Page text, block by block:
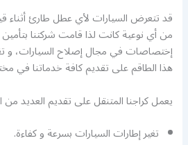
قد تتعرض السيارات لأي عطل طارئ أثناء
من أي نوعية كانت لذا قامت شركتنا
إختصاصات في مجال إصلاح السيارات، و
هذا الطاقم على تقديم كافة خدماتنا في
يعمل كراجنا المتنقل على تقديم العديد
تغير إطارات السيارات بسرعة و كفاءة.